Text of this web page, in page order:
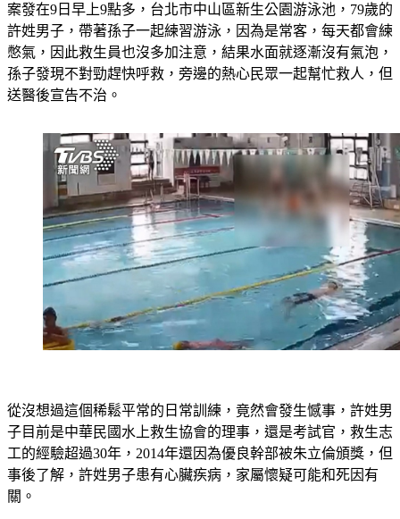
案發在9日早上9點多，台北市中山區新生公園游泳池，79歲的
許姓男子，帶著孫子一起練習游泳，因為是常客，每天都會練
憋氣，因此救生員也沒多加注意，結果水面就逐漸沒有氣泡，
孫子發現不對勁趕快呼救，旁邊的熱心民眾一起幫忙救人，但
送醫後宣告不治。
從沒想過這個稀鬆平常的日常訓練，竟然會發生憾事，許姓男
子目前是中華民國水上救生協會的理事，還是考試官，救生志
工的經驗超過30年，2014年還因為優良幹部被朱立倫頒獎，但
事後了解，許姓男子患有心臟疾病，家屬懷疑可能和死因有
關。